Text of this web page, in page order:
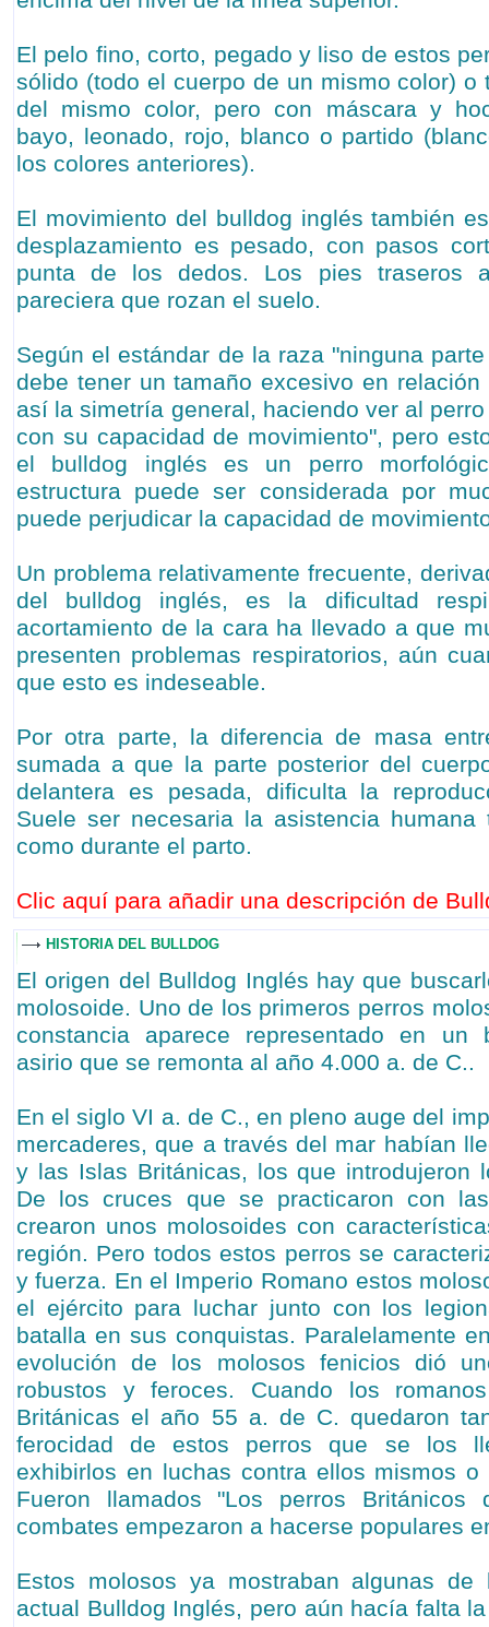
El pelo fino, corto, pegado y liso de estos
sólido (todo el cuerpo de un mismo color) o
del mismo color, pero con máscara y
bayo, leonado, rojo, blanco o partido
los colores anteriores).
El movimiento del bulldog inglés también
desplazamiento es pesado, con pasos
punta de los dedos. Los pies traseros
pareciera que rozan el suelo.
Según el estándar de la raza "ninguna
debe tener un tamaño excesivo en
así la simetría general, haciendo ver al
con su capacidad de movimiento", pero
el bulldog inglés es un perro
estructura puede ser considerada por
puede perjudicar la capacidad de
Un problema relativamente frecuente,
del bulldog inglés, es la dificultad
acortamiento de la cara ha llevado a que
presenten problemas respiratorios, aún
que esto es indeseable.
Por otra parte, la diferencia de masa
sumada a que la parte posterior del
delantera es pesada, dificulta la
Suele ser necesaria la asistencia
como durante el parto.
Clic aquí para añadir una descripción de
HISTORIA DEL BULLDOG
El origen del Bulldog Inglés hay que
molosoide. Uno de los primeros perros
constancia aparece representado en un
asirio que se remonta al año 4.000 a. de C..
En el siglo VI a. de C., en pleno auge del
mercaderes, que a través del mar habían
y las Islas Británicas, los que introdujeron
De los cruces que se practicaron con
crearon unos molosoides con
región. Pero todos estos perros se
y fuerza. En el Imperio Romano estos
el ejército para luchar junto con los
batalla en sus conquistas. Paralelamente
evolución de los molosos fenicios dió
robustos y feroces. Cuando los
Británicas el año 55 a. de C. quedaron
ferocidad de estos perros que se los
exhibirlos en luchas contra ellos mismos
Fueron llamados "Los perros Británicos
combates empezaron a hacerse populares
Estos molosos ya mostraban algunas de
actual Bulldog Inglés, pero aún hacía falta